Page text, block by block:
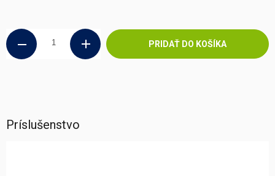
PRIDAŤ DO KOŠÍKA
Príslušenstvo